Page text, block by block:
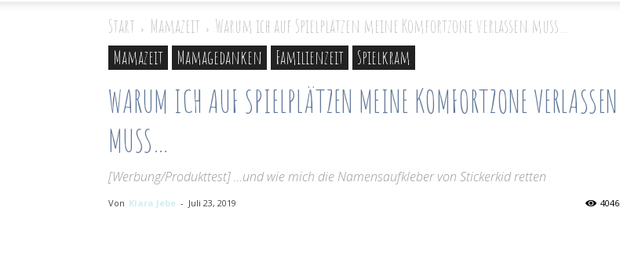
wach?!
Start Mamazeit
Warum ich auf Spielplätzen meine Komfortzone verlassen muss…
Mamazeit
Mamagedanken Familienzeit Spielkram
WARUM ICH AUF SPIELPLÄTZEN MEINE KOMFORTZONE VERLASSEN
MUSS…
[Werbung/Produkttest] …und wie mich die Namensaufkleber von Stickerkid retten
Von Klara Jebe - Juli 23, 2019 4046